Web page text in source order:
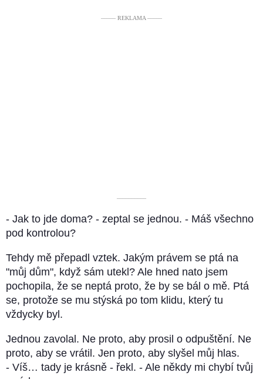
––––– REKLAMA –––––
––––––––––
- Jak to jde doma? - zeptal se jednou. - Máš všechno
pod kontrolou?
Tehdy mě přepadl vztek. Jakým právem se ptá na
"můj dům", když sám utekl? Ale hned nato jsem
pochopila, že se neptá proto, že by se bál o mě. Ptá
se, protože se mu stýská po tom klidu, který tu
vždycky byl.
Jednou zavolal. Ne proto, aby prosil o odpuštění. Ne
proto, aby se vrátil. Jen proto, aby slyšel můj hlas.
- Víš… tady je krásně - řekl. - Ale někdy mi chybí tvůj